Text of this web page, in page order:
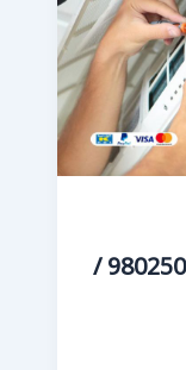
تركيب تكييف فهد الاحمد / 98025055 /